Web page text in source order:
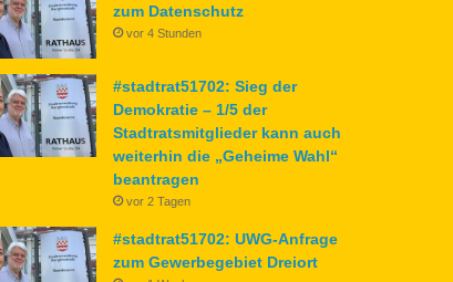
zum Datenschutz
vor 4 Stunden
#stadtrat51702: Sieg der
Demokratie – 1/5 der
Stadtratsmitglieder kann auch
weiterhin die „Geheime Wahl“
beantragen
vor 2 Tagen
#stadtrat51702: UWG-Anfrage
zum Gewerbegebiet Dreiort